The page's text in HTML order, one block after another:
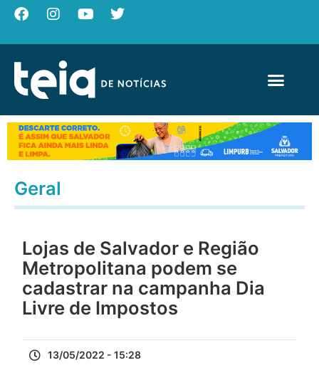
Geral
Lojas de Salvador e Região
Metropolitana podem se
cadastrar na campanha Dia
Livre de Impostos
13/05/2022 - 15:28